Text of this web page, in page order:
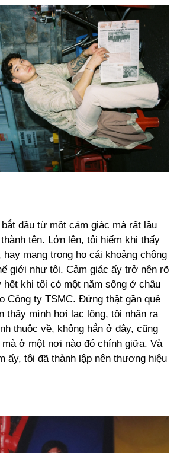
đầu từ một cảm giác mà rất lâu
tên. Lớn lên, tôi hiếm khi thấy
hay mang trong họ cái khoảng chông
giới như tôi. Cảm giác ấy trở nên rõ
hết khi tôi có một năm sống ở châu
Công ty TSMC. Đứng thật gần quê
thấy mình hơi lạc lõng, tôi nhận ra
thuộc về, không hẳn ở đây, cũng
ở một nơi nào đó chính giữa. Và
ấy, tôi đã thành lập nên thương hiệu